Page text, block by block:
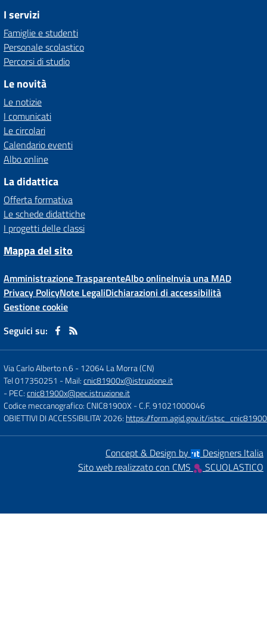
I servizi
Famiglie e studenti
Personale scolastico
Percorsi di studio
Le novità
Le notizie
I comunicati
Le circolari
Calendario eventi
Albo online
La didattica
Offerta formativa
Le schede didattiche
I progetti delle classi
Mappa del sito
Amministrazione TrasparenteAlbo onlineInvia una MAD
Privacy PolicyNote LegaliDichiarazioni di accessibilità
Gestione cookie
Seguici su:
Via Carlo Alberto n.6-12064 La Morra (CN)
Tel 017350251 - Mail:cnic81900x@istruzione.it
- PEC:cnic81900x@pec.istruzione.it
Codice meccanografico: CNIC81900X- C.F. 91021000046
OBIETTIVI DI ACCESSIBILITA' 2026: https://form.agid.gov.it/
Concept & Design by
Designers Italia
Sito web realizzato con CMS
SCUOLASTICO